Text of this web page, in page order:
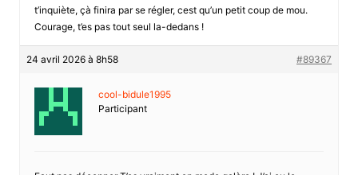
t’inquiète, çà finira par se régler, cest qu’un petit coup de mou.
Courage, t’es pas tout seul la-dedans !
24 avril 2026 à 8h58 #89367
cool-bidule1995
Participant